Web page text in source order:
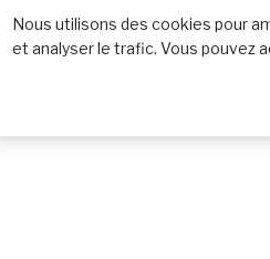
Nous utilisons des cookies pour
et analyser le trafic. Vous pouvez